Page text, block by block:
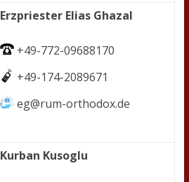
Erzpriester Elias Ghazal
+49-772-09688170
+49-174-2089671
eg@rum-orthodox.de
Kurban Kusoglu